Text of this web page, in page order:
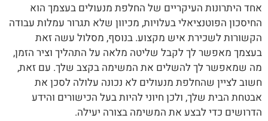
אחד היתרונות העיקריים של החלפת מנעולים בעצמך הוא
החיסכון הפוטנציאלי בעלויות, מכיוון שלא תגרור עמלות עבודה
הקשורות לשכירת איש מקצוע. בנוסף, מסלול עשה זאת
בעצמך מאפשר לך לקבל שליטה מלאה על התהליך וציר הזמן,
מה שמאפשר לך להשלים את המשימה בקצב שלך. עם זאת,
חשוב לציין שהחלפת מנעולים לא נכונה עלולה לסכן את
אבטחת הבית שלך, ולכן חיוני להיות בעל הכישורים והידע
הדרושים כדי לבצע את המשימה בצורה יעילה.